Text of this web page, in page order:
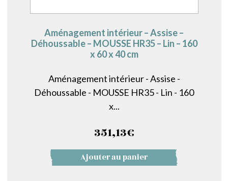
Aménagement intérieur – Assise –
Déhoussable – MOUSSE HR35 – Lin – 160
x 60 x 40 cm
Aménagement intérieur - Assise -
Déhoussable - MOUSSE HR35 - Lin - 160
x...
351,13€
Ajouter au panier